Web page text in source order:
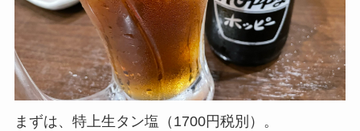
まずは、特上生タン塩（1700円税別）。